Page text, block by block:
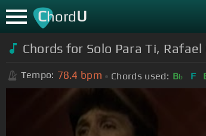
ChordU
Chords for Solo Para Ti, Rafael
Tempo: 78.4 bpm Chords used: Bb F